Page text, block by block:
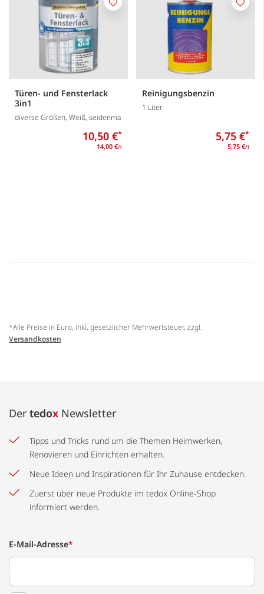
Türen- und Fensterlack
3in1
diverse Größen, Weiß, seidenma
10,50 €*
14,00 €/l
Merken
Reinigungsbenzin
1 Liter
5,75 €*
5,75 €/l
*Alle Preise in Euro, inkl. gesetzlicher Mehrwertsteuer, zzgl.
Versandkosten
Der tedox Newsletter
Tipps und Tricks rund um die Themen Heimwerken,
Renovieren und Einrichten erhalten.
Neue Ideen und Inspirationen für Ihr Zuhause entdecken.
Zuerst über neue Produkte im tedox Online-Shop
informiert werden.
E-Mail-Adresse*